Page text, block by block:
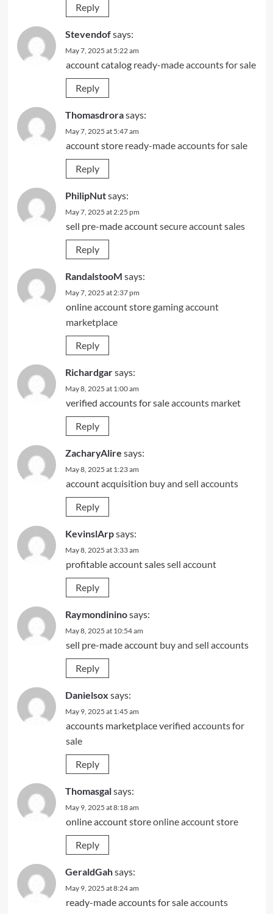
Reply
Stevendofsays:
May 7, 2025 at 5:22 am
account catalog ready-made accounts for sale
Reply
Thomasdrorasays:
May 7, 2025 at 5:47 am
account store ready-made accounts for sale
Reply
PhilipNutsays:
May 7, 2025 at 2:25 pm
sell pre-made accountsecure account sales
Reply
RandalstooM says:
May 7, 2025 at 2:37 pm
online account storegaming account
marketplace
Reply
Richardgarsays:
May 8, 2025 at 1:00 am
verified accounts for saleaccounts market
Reply
ZacharyAlire says:
May 8, 2025 at 1:23 am
account acquisition buy and sell accounts
Reply
KevinslArpsays:
May 8, 2025 at 3:33 am
profitable account salessell account
Reply
Raymondininosays:
May 8, 2025 at 10:54 am
sell pre-made account buy and sell accounts
Reply
Danielsox says:
May 9, 2025 at 1:45 am
accounts marketplaceverified accounts for
sale
Reply
Thomasgalsays:
May 9, 2025 at 8:18 am
online account storeonline account store
Reply
GeraldGahsays:
May 9, 2025 at 8:24 am
ready-made accounts for saleaccounts